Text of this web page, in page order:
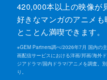
420,000本以上の映像が
好きなマンガのアニメも
とことん満喫できます。
※GEM Partners調べ/2026年7⽉ 国内の
画配信サービスにおける洋画/邦画/海外
ジアドラマ/国内ドラマ/アニメを調査。
り。